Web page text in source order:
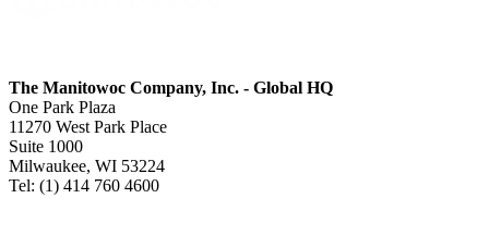
The Manitowoc Company, Inc. - Global HQ
One Park Plaza
11270 West Park Place
Suite 1000
Milwaukee, WI 53224
Tel: (1) 414 760 4600